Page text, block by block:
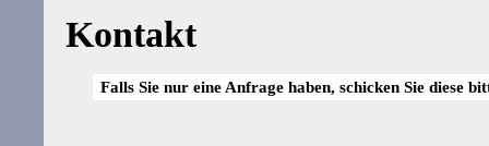
Kontakt
Falls Sie nur eine Anfrage haben, schicken Sie diese